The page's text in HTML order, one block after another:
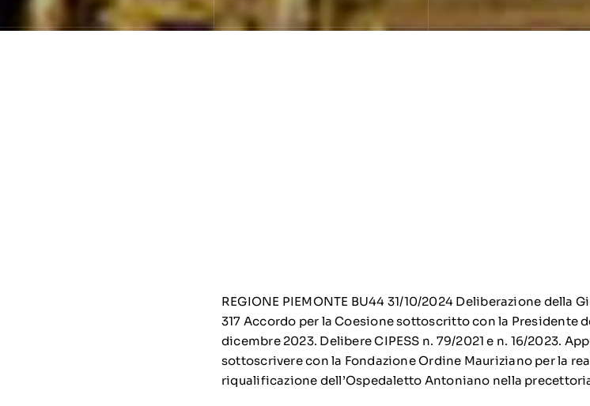
REGIONE PIEMONTE BU44 31/10/2024 Deliberazione della
317 Accordo per la Coesione sottoscritto con la Presidente
dicembre 2023. Delibere CIPESS n. 79/2021 e n. 16/2023.
sottoscrivere con la Fondazione Ordine Mauriziano per la
riqualificazione dell’Ospedaletto Antoniano nella